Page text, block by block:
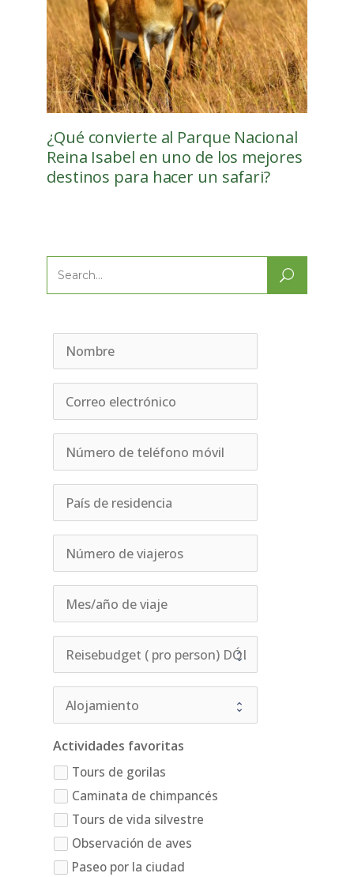
¿Qué convierte al Parque Nacional
Reina Isabel en uno de los mejores
destinos para hacer un safari?
Search
Actividades favoritas
Tours de gorilas
Caminata de chimpancés
Tours de vida silvestre
Observación de aves
Paseo por la ciudad